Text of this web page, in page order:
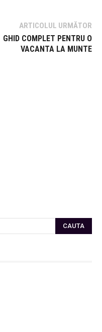
ARTICOLUL URMĂTOR
GHID COMPLET PENTRU O
VACANTA LA MUNTE
CAUTA